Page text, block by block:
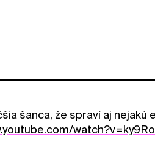
šanca, že spraví aj nejakú